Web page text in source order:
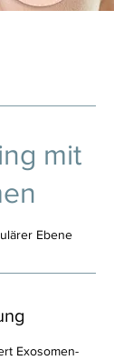
mit
Ebene
Exosomen-